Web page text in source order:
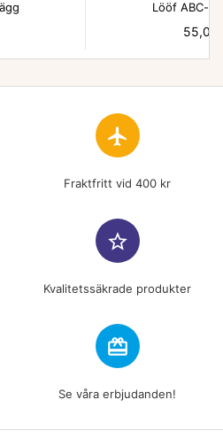
Lööf ABC-
Pris
55,00
flight
Fraktfritt vid 400 kr
star_border
Kvalitetssäkrade produkter
redeem
Se våra erbjudanden!